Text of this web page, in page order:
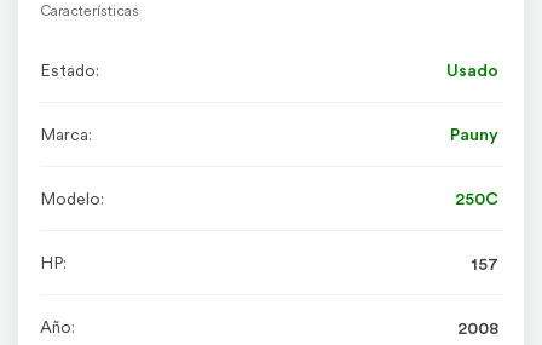
Características
Estado: Usado
Marca: Pauny
Modelo: 250C
HP: 157
Año: 2008